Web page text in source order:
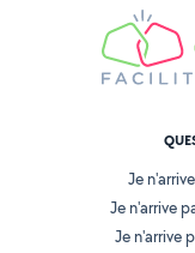
Je
Je n'arrive
Je n'arrive